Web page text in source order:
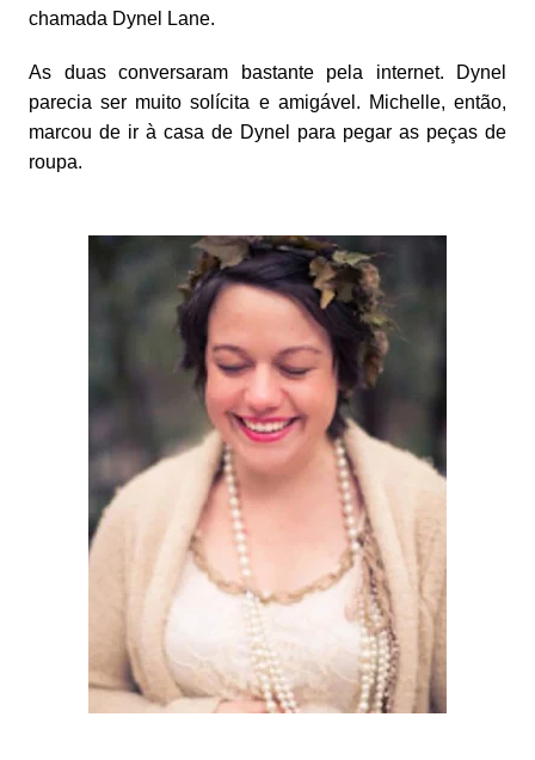
chamada Dynel Lane.
As duas conversaram bastante pela internet. Dynel
parecia ser muito solícita e amigável. Michelle, então,
marcou de ir à casa de Dynel para pegar as peças de
roupa.